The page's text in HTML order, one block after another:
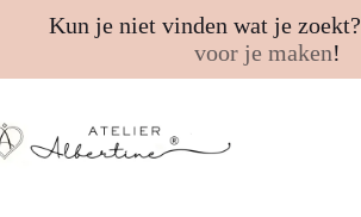
Kun je niet vinden wat je zoekt?
voor je maken!
naar
de